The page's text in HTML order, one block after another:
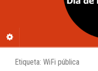
Etiqueta: WiFi pública